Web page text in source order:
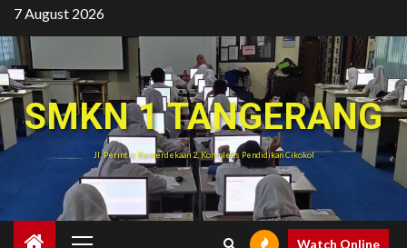
Skip
to
content
7 August 2026
SMKN 1 TANGERANG
Jl. Perintis Kemerdekaan 2, Kompleks Pendidikan Cikokol
Watch Online